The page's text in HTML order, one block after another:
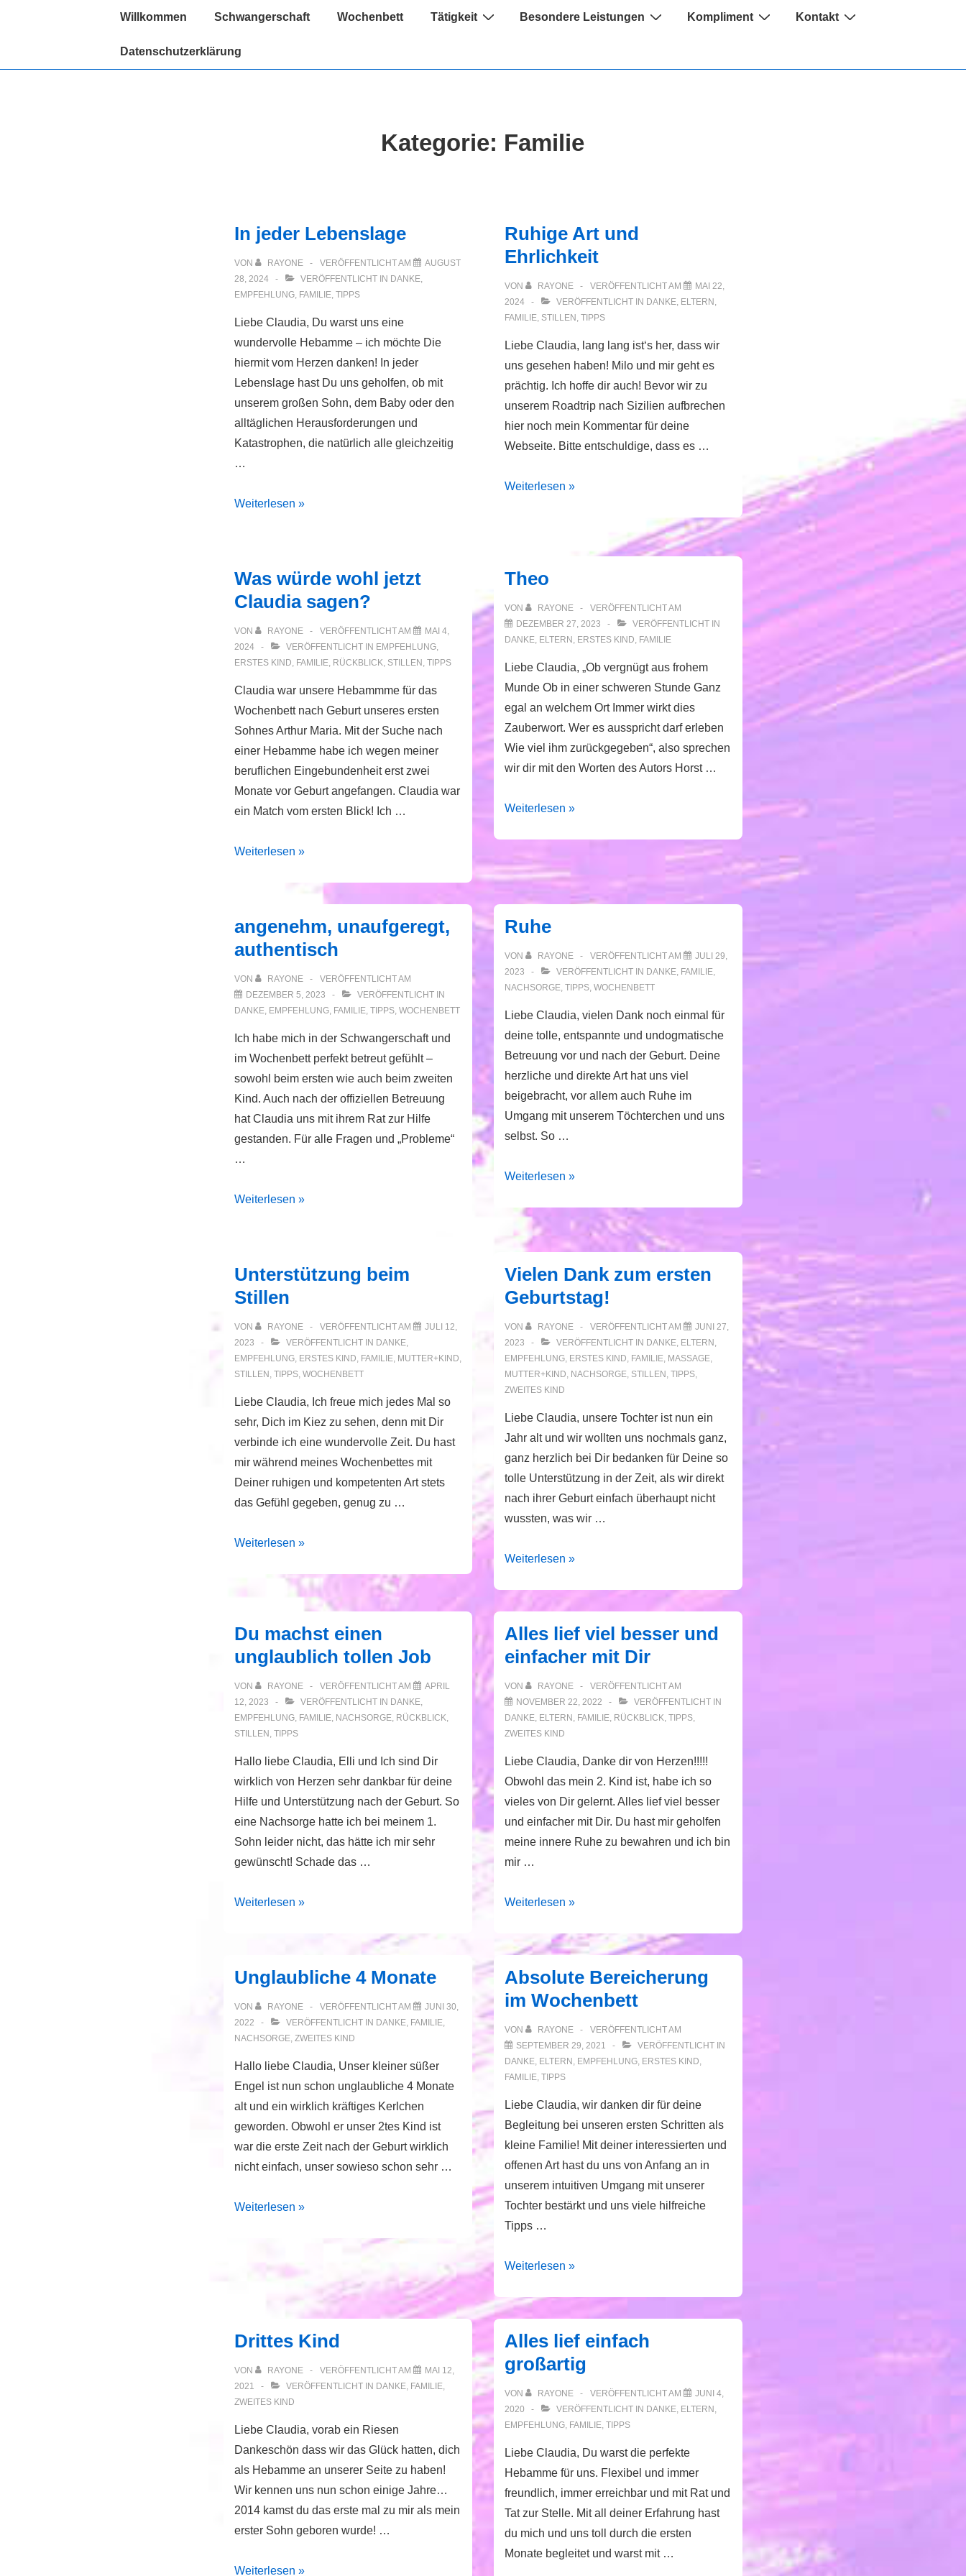
Hauptnavigation
Willkommen Schwangerschaft Wochenbett Tätigkeit Besondere Leistungen Kompliment Kontakt
Datenschutzerklärung
Kategorie: Familie
In jeder Lebenslage
VON RAYONE VERÖFFENTLICHT AM
AUGUST
28, 2024
VERÖFFENTLICHT IN DANKE,
EMPFEHLUNG, FAMILIE, TIPPS
Liebe Claudia, Du warst uns eine
wundervolle Hebamme – ich möchte Die
hiermit vom Herzen danken! In jeder
Lebenslage hast Du uns geholfen, ob mit
unserem großen Sohn, dem Baby oder den
alltäglichen Herausforderungen und
Katastrophen, die natürlich alle gleichzeitig
…
In
Weiterlesen »
Ruhige Art und
Ehrlichkeit
VON RAYONE VERÖFFENTLICHT AM
MAI 22,
2024
VERÖFFENTLICHT IN DANKE, ELTERN ,
FAMILIE, STILLEN , TIPPS
Liebe Claudia, lang lang ist‘s her, dass wir
uns gesehen haben! Milo und mir geht es
prächtig. Ich hoffe dir auch! Bevor wir zu
unserem Roadtrip nach Sizilien aufbrechen
hier noch mein Kommentar für deine
Webseite. Bitte entschuldige, dass es …
Ruhige
Weiterlesen »
Was würde wohl jetzt
Claudia sagen?
VON RAYONE VERÖFFENTLICHT AM
MAI 4,
2024
VERÖFFENTLICHT IN EMPFEHLUNG,
ERSTES KIND, FAMILIE, RÜCKBLICK, STILLEN , TIPPS
Claudia war unsere Hebammme für das
Wochenbett nach Geburt unseres ersten
Sohnes Arthur Maria. Mit der Suche nach
einer Hebamme habe ich wegen meiner
beruflichen Eingebundenheit erst zwei
Monate vor Geburt angefangen. Claudia war
ein Match vom ersten Blick! Ich …
Was
Claudia
sagen?
Weiterlesen »
Theo
VON RAYONE
VERÖFFENTLICHT AM
DEZEMBER 27, 2023
VERÖFFENTLICHT IN
DANKE, ELTERN , ERSTES KIND, FAMILIE
Liebe Claudia, „Ob vergnügt aus frohem
Munde Ob in einer schweren Stunde Ganz
egal an welchem Ort Immer wirkt dies
Zauberwort. Wer es ausspricht darf erleben
Wie viel ihm zurückgegeben“, also sprechen
wir dir mit den Worten des Autors Horst …
Theo
Weiterlesen »
angenehm, unaufgeregt,
authentisch
VON RAYONE
VERÖFFENTLICHT AM
DEZEMBER 5, 2023
VERÖFFENTLICHT IN
DANKE, EMPFEHLUNG, FAMILIE, TIPPS, WOCHENBETT
Ich habe mich in der Schwangerschaft und
im Wochenbett perfekt betreut gefühlt –
sowohl beim ersten wie auch beim zweiten
Kind. Auch nach der offiziellen Betreuung
hat Claudia uns mit ihrem Rat zur Hilfe
gestanden. Für alle Fragen und „Probleme“
…
angenehm,
Weiterlesen »
Ruhe
VON RAYONE VERÖFFENTLICHT AM
JULI 29,
2023
VERÖFFENTLICHT IN DANKE, FAMILIE,
NACHSORGE, TIPPS, WOCHENBETT
Liebe Claudia, vielen Dank noch einmal für
deine tolle, entspannte und undogmatische
Betreuung vor und nach der Geburt. Deine
herzliche und direkte Art hat uns viel
beigebracht, vor allem auch Ruhe im
Umgang mit unserem Töchterchen und uns
selbst. So …
Ruhe
Weiterlesen »
Unterstützung beim
Stillen
VON RAYONE VERÖFFENTLICHT AM
JULI 12,
2023
VERÖFFENTLICHT IN DANKE,
EMPFEHLUNG, ERSTES KIND, FAMILIE, MUTTER+KIND,
STILLEN , TIPPS, WOCHENBETT
Liebe Claudia, Ich freue mich jedes Mal so
sehr, Dich im Kiez zu sehen, denn mit Dir
verbinde ich eine wundervolle Zeit. Du hast
mir während meines Wochenbettes mit
Deiner ruhigen und kompetenten Art stets
das Gefühl gegeben, genug zu …
Unterstützung
Weiterlesen »
Vielen Dank zum ersten
Geburtstag!
VON RAYONE VERÖFFENTLICHT AM
JUNI 27,
2023
VERÖFFENTLICHT IN DANKE, ELTERN ,
EMPFEHLUNG, ERSTES KIND, FAMILIE, MASSAGE,
MUTTER+KIND, NACHSORGE, STILLEN , TIPPS,
ZWEITES KIND
Liebe Claudia, unsere Tochter ist nun ein
Jahr alt und wir wollten uns nochmals ganz,
ganz herzlich bei Dir bedanken für Deine so
tolle Unterstützung in der Zeit, als wir direkt
nach ihrer Geburt einfach überhaupt nicht
wussten, was wir …
Vielen
Geburtstag!
Weiterlesen »
Du machst einen
unglaublich tollen Job
VON RAYONE VERÖFFENTLICHT AM
APRIL
12, 2023
VERÖFFENTLICHT IN DANKE,
EMPFEHLUNG, FAMILIE, NACHSORGE, RÜCKBLICK,
STILLEN , TIPPS
Hallo liebe Claudia, Elli und Ich sind Dir
wirklich von Herzen sehr dankbar für deine
Hilfe und Unterstützung nach der Geburt. So
eine Nachsorge hatte ich bei meinem 1.
Sohn leider nicht, das hätte ich mir sehr
gewünscht! Schade das …
Du
tollen
Job
Weiterlesen »
Alles lief viel besser und
einfacher mit Dir
VON RAYONE
VERÖFFENTLICHT AM
NOVEMBER 22, 2022
VERÖFFENTLICHT IN
DANKE, ELTERN , FAMILIE, RÜCKBLICK, TIPPS,
ZWEITES KIND
Liebe Claudia, Danke dir von Herzen!!!!!
Obwohl das mein 2. Kind ist, habe ich so
vieles von Dir gelernt. Alles lief viel besser
und einfacher mit Dir. Du hast mir geholfen
meine innere Ruhe zu bewahren und ich bin
mir …
Alles
und
einfacher
Dir
Weiterlesen »
Unglaubliche 4 Monate
VON RAYONE VERÖFFENTLICHT AM
JUNI 30,
2022
VERÖFFENTLICHT IN DANKE, FAMILIE,
NACHSORGE, ZWEITES KIND
Hallo liebe Claudia, Unser kleiner süßer
Engel ist nun schon unglaubliche 4 Monate
alt und ein wirklich kräftiges Kerlchen
geworden. Obwohl er unser 2tes Kind ist
war die erste Zeit nach der Geburt wirklich
nicht einfach, unser sowieso schon sehr …
Unglaubliche
Weiterlesen »
Absolute Bereicherung
im Wochenbett
VON RAYONE
VERÖFFENTLICHT AM
SEPTEMBER 29, 2021
VERÖFFENTLICHT IN
DANKE, ELTERN , EMPFEHLUNG, ERSTES KIND,
FAMILIE, TIPPS
Liebe Claudia, wir danken dir für deine
Begleitung bei unseren ersten Schritten als
kleine Familie! Mit deiner interessierten und
offenen Art hast du uns von Anfang an in
unserem intuitiven Umgang mit unserer
Tochter bestärkt und uns viele hilfreiche
Tipps …
Absolute
im
Weiterlesen »
Drittes Kind
VON RAYONE VERÖFFENTLICHT AM
MAI 12,
2021
VERÖFFENTLICHT IN DANKE, FAMILIE,
ZWEITES KIND
Liebe Claudia, vorab ein Riesen
Dankeschön dass wir das Glück hatten, dich
als Hebamme an unserer Seite zu haben!
Wir kennen uns nun schon einige Jahre…
2014 kamst du das erste mal zu mir als mein
erster Sohn geboren wurde! …
Drittes
Weiterlesen »
Alles lief einfach
großartig
VON RAYONE VERÖFFENTLICHT AM
JUNI 4,
2020
VERÖFFENTLICHT IN DANKE, ELTERN ,
EMPFEHLUNG, FAMILIE, TIPPS
Liebe Claudia, Du warst die perfekte
Hebamme für uns. Flexibel und immer
freundlich, immer erreichbar und mit Rat und
Tat zur Stelle. Mit all deiner Erfahrung hast
du mich und uns toll durch die ersten
Monate begleitet und warst mit …